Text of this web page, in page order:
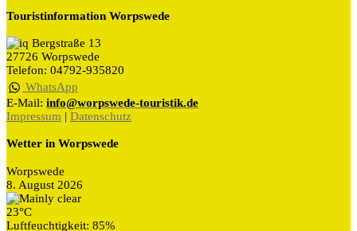
Touristinformation Worpswede
Bergstraße 13
27726 Worpswede
Telefon: 04792-935820
WhatsApp
E-Mail: info@worpswede-touristik.de
Impressum | Datenschutz
Wetter in Worpswede
Worpswede
8. August 2026
23°C
Luftfeuchtigkeit: 85%